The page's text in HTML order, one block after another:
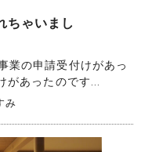
ちゃいまし
業の申請受付けがあっ
あったのです...
み